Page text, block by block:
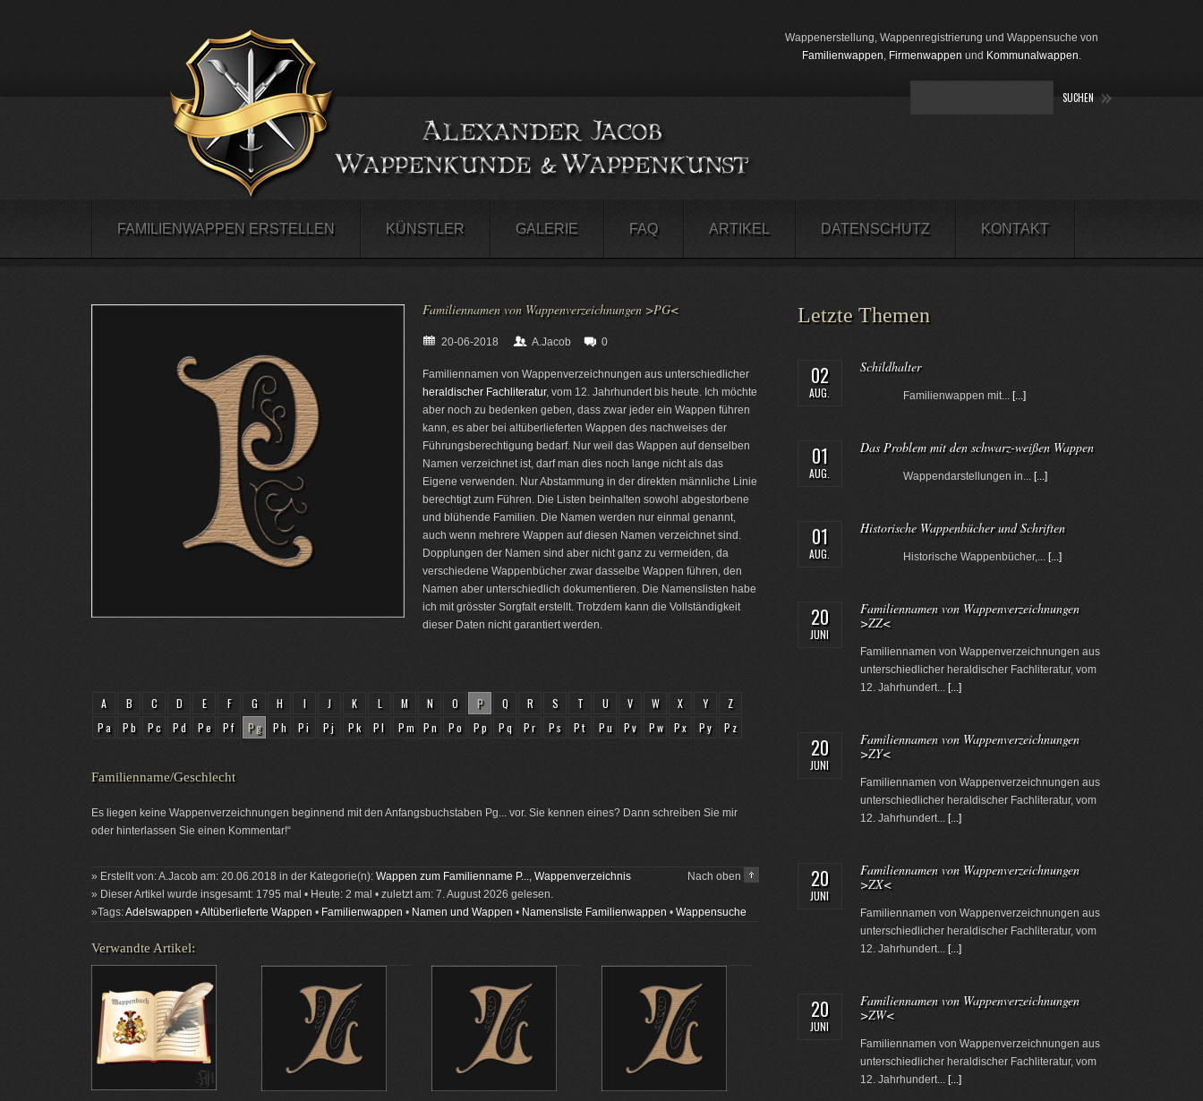
Wappenerstellung, Wappenregistrierung und Wappensuche von
Familienwappen, Firmenwappen und Kommunalwappen.
FAMILIENWAPPEN ERSTELLEN KÜNSTLER GALERIE FAQ ARTIKEL DATENSCHUTZ KONTAKT
Familiennamen von Wappenverzeichnungen >PG<
20-06-2018 A.Jacob 0
Familiennamen von Wappenverzeichnungen aus unterschiedlicher
heraldischer Fachliteratur, vom 12. Jahrhundert bis heute. Ich möchte
aber noch zu bedenken geben, dass zwar jeder ein Wappen führen
kann, es aber bei altüberlieferten Wappen des nachweises der
Führungsberechtigung bedarf. Nur weil das Wappen auf denselben
Namen verzeichnet ist, darf man dies noch lange nicht als das
Eigene verwenden. Nur Abstammung in der direkten männliche Linie
berechtigt zum Führen. Die Listen beinhalten sowohl abgestorbene
und blühende Familien. Die Namen werden nur einmal genannt,
auch wenn mehrere Wappen auf diesen Namen verzeichnet sind.
Dopplungen der Namen sind aber nicht ganz zu vermeiden, da
verschiedene Wappenbücher zwar dasselbe Wappen führen, den
Namen aber unterschiedlich dokumentieren. Die Namenslisten habe
ich mit grösster Sorgfalt erstellt. Trotzdem kann die Vollständigkeit
dieser Daten nicht garantiert werden.
A B C D E F G H I J K L M N O P Q R S T U V W X Y
Z
Pa
Pb Pc Pd Pe Pf Pg Ph Pi Pj Pk Pl Pm Pn Po Pp Pq Pr Ps Pt Pu Pv Pw Px Py Pz
Familienname/Geschlecht
Es liegen keine Wappenverzeichnungen beginnend mit den Anfangsbuchstaben Pg... vor. Sie kennen eines? Dann schreiben Sie mir
oder hinterlassen Sie einen Kommentar!“
Nach oben
» Erstellt von: A.Jacob am: 20.06.2018 in der Kategorie(n): Wappen zum Familienname P..., Wappenverzeichnis
» Dieser Artikel wurde insgesamt: 1795 mal • Heute: 2 mal • zuletzt am: 7. August 2026 gelesen.
»Tags:Adelswappen •Altüberlieferte Wappen • Familienwappen • Namen und Wappen • Namensliste Familienwappen • Wappensuche
Verwandte Artikel:
Letzte Themen
02
AUG.
Schildhalter
Familienwappen mit... [...]
01
AUG.
Das Problem mit den schwarz-weißen Wappen
Wappendarstellungen in... [...]
01
AUG.
Historische Wappenbücher und Schriften
Historische Wappenbücher,... [...]
20
JUNI
Familiennamen von Wappenverzeichnungen
>ZZ<
Familiennamen von Wappenverzeichnungen aus
unterschiedlicher heraldischer Fachliteratur, vom
12. Jahrhundert... [...]
20
JUNI
Familiennamen von Wappenverzeichnungen
>ZY<
Familiennamen von Wappenverzeichnungen aus
unterschiedlicher heraldischer Fachliteratur, vom
12. Jahrhundert... [...]
20
JUNI
Familiennamen von Wappenverzeichnungen
>ZX<
Familiennamen von Wappenverzeichnungen aus
unterschiedlicher heraldischer Fachliteratur, vom
12. Jahrhundert... [...]
20
JUNI
Familiennamen von Wappenverzeichnungen
>ZW<
Familiennamen von Wappenverzeichnungen aus
unterschiedlicher heraldischer Fachliteratur, vom
12. Jahrhundert... [...]